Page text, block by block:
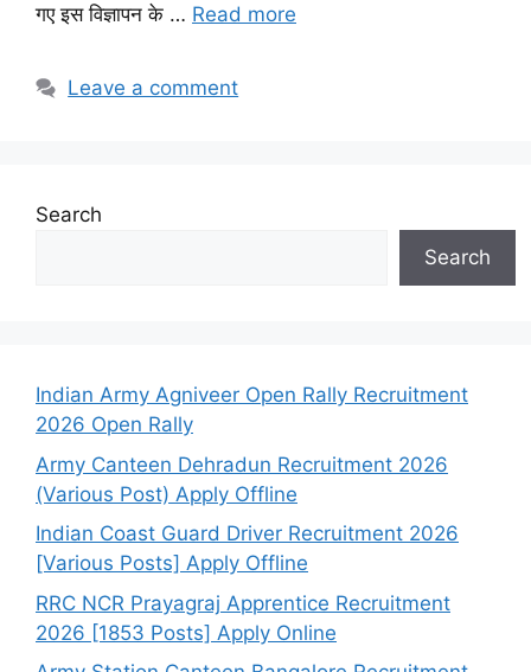
गए इस विज्ञापन के … Read more
Leave a comment
Search
Search
Indian Army Agniveer Open Rally Recruitment
2026 Open Rally
Army Canteen Dehradun Recruitment 2026
(Various Post) Apply Offline
Indian Coast Guard Driver Recruitment 2026
[Various Posts] Apply Offline
RRC NCR Prayagraj Apprentice Recruitment
2026 [1853 Posts] Apply Online